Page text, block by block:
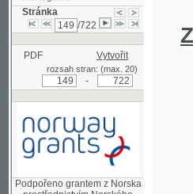
/722
PDF Vytvořit
rozsah stran: (max. 20)
Podpořeno grantem z Norska
prostřednictvím Norského